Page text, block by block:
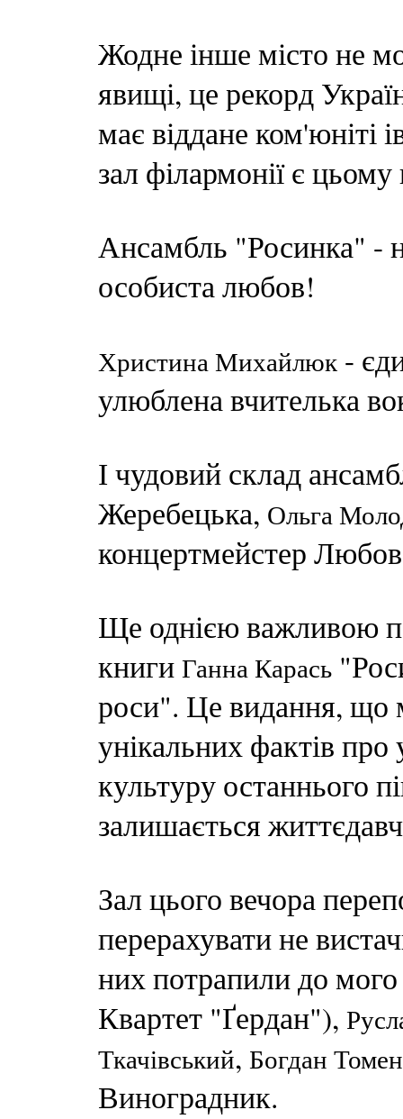
Жодне інше місто не
явищі, це рекорд
має віддане ком'юніті
зал філармонії є
Ансамбль "Росинка" -
особиста любов!
Христина Михайлюк -
улюблена вчителька
І чудовий склад
Жеребецька, Ольга
концертмейстер
Ще однією важливою
книги Ганна Карась
роси". Це видання, що
унікальних фактів
культуру останнього
залишається
Зал цього вечора
перерахувати не
них потрапили до
Квартет "Ґердан"),
Ткачівський, Богдан
Виноградник.